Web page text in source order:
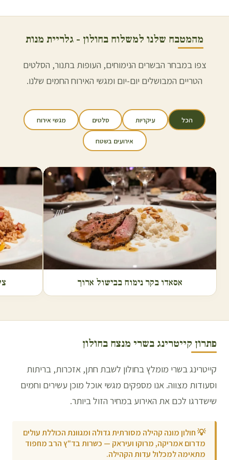
מהמטבח שלנו למשלוח בחולון - גלריית מנות
צפו במבחר הבשרים הנימוחים, העופות בתנור, הסלטים
הטריים המבושלים יום-יום ומגשי האירוח החמים שלנו.
הכל עיקריות סלטים מגשי אירוח
אירועים בשטח
אסאדו בקר נימוח בבישול ארוך
פתרון קייטרינג בשרי מנצח בחולון
קייטרינג בשרי מומלץ בחולון לשבת חתן, אזכרות, בריתות
וסעודות מצווה. אנו מספקים מגשי אוכל מוכן עשירים וחמים
שישדרגו לכם את האירוע במחיר הזול ביותר.
💡חולון מונה קהילה מסורתית גדולה ומגוונת הכוללת עולים
מדרום אמריקה, מרוקו ועיראק — כשרות בד"ץ הרב מחפוד
מתאימה למכלול עדות הקהילה.